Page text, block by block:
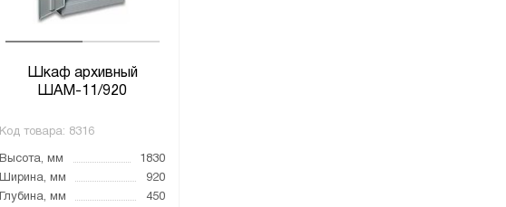
Шкаф архивный
ШАМ-11/920
Код товара: 8316
Высота, мм
1830
Ширина, мм
920
Глубина, мм
450